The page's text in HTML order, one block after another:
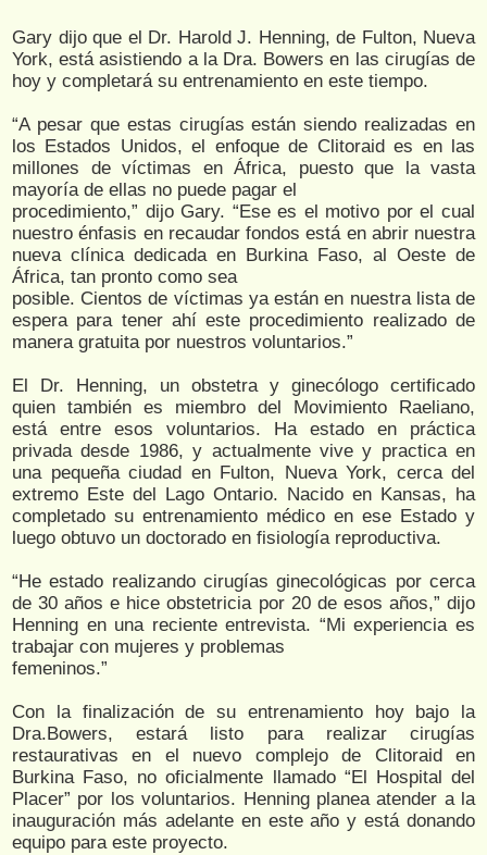
Gary dijo que el Dr. Harold J. Henning, de Fulton, Nueva
York, está asistiendo a la Dra. Bowers en las cirugías de
hoy y completará su entrenamiento en este tiempo.
“A pesar que estas cirugías están siendo realizadas en
los Estados Unidos, el enfoque de Clitoraid es en las
millones de víctimas en África, puesto que la vasta
mayoría de ellas no puede pagar el
procedimiento,” dijo Gary. “Ese es el motivo por el cual
nuestro énfasis en recaudar fondos está en abrir nuestra
nueva clínica dedicada en Burkina Faso, al Oeste de
África, tan pronto como sea
posible. Cientos de víctimas ya están en nuestra lista de
espera para tener ahí este procedimiento realizado de
manera gratuita por nuestros voluntarios.”
El Dr. Henning, un obstetra y ginecólogo certificado
quien también es miembro del Movimiento Raeliano,
está entre esos voluntarios. Ha estado en práctica
privada desde 1986, y actualmente vive y practica en
una pequeña ciudad en Fulton, Nueva York, cerca del
extremo Este del Lago Ontario. Nacido en Kansas, ha
completado su entrenamiento médico en ese Estado y
luego obtuvo un doctorado en fisiología reproductiva.
“He estado realizando cirugías ginecológicas por cerca
de 30 años e hice obstetricia por 20 de esos años,” dijo
Henning en una reciente entrevista. “Mi experiencia es
trabajar con mujeres y problemas
femeninos.”
Con la finalización de su entrenamiento hoy bajo la
Dra.Bowers, estará listo para realizar cirugías
restaurativas en el nuevo complejo de Clitoraid en
Burkina Faso, no oficialmente llamado “El Hospital del
Placer” por los voluntarios. Henning planea atender a la
inauguración más adelante en este año y está donando
equipo para este proyecto.